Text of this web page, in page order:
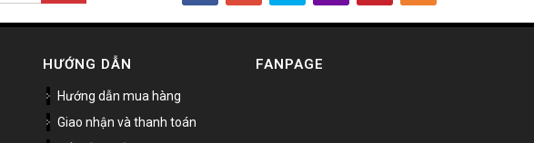
HƯỚNG DẪN
Hướng dẫn mua hàng
Giao nhận và thanh toán
FANPAGE